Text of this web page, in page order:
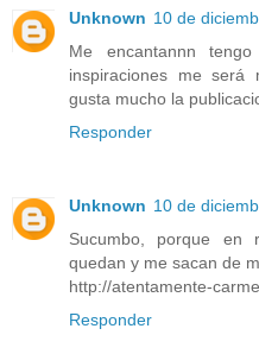
Unknown 10 de
Me encantannn
inspiraciones me será
gusta mucho la
Responder
Unknown 10 de
Sucumbo, porque en
quedan y me sacan de
http://atentamente-
Responder